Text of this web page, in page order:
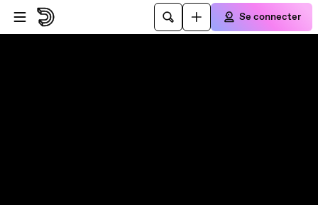
Passer au player
Passer au contenu principal
Se connecter